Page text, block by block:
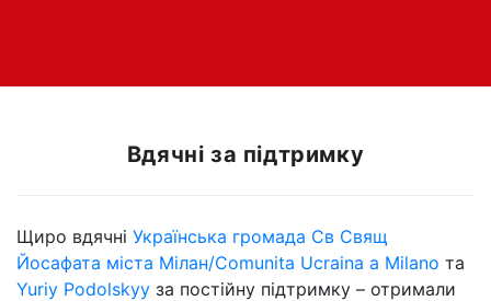
Вдячні за підтримку
Щиро вдячні Українська громада Св Свящ
Йосафата міста Мілан/Comunita Ucraina a Milano та
Yuriy Podolskyy за постійну підтримку – отримали